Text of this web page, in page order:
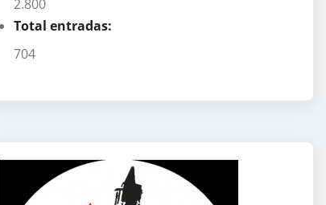
2.800
Total entradas:
704